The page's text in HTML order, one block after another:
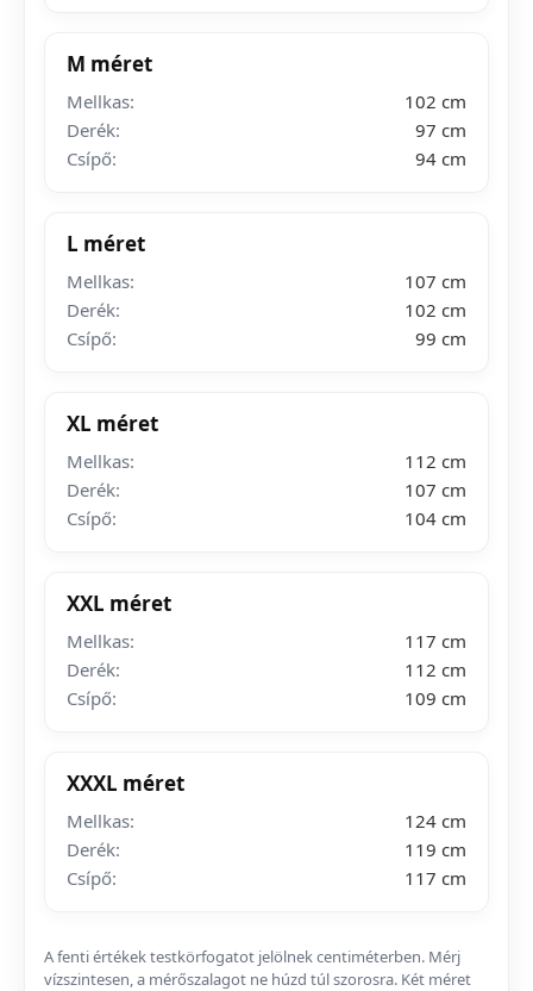
M méret
Mellkas:
102 cm
Derék:
97 cm
Csípő:
94 cm
L méret
Mellkas:
107 cm
Derék:
102 cm
Csípő:
99 cm
XL méret
Mellkas:
112 cm
Derék:
107 cm
Csípő:
104 cm
XXL méret
Mellkas:
117 cm
Derék:
112 cm
Csípő:
109 cm
XXXL méret
Mellkas:
124 cm
Derék:
119 cm
Csípő:
117 cm
A fenti értékek testkörfogatot jelölnek centiméterben. Mérj
vízszintesen, a mérőszalagot ne húzd túl szorosra. Két méret